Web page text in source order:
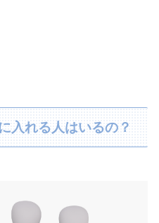
入れる人はいるの？